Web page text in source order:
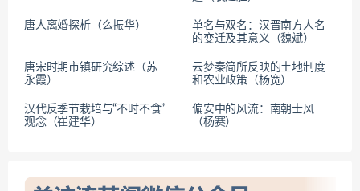
唐人离婚探析（么振华）
单名与双名：汉晋南方人名
的变迁及其意义（魏斌）
唐宋时期市镇研究综述（苏
永霞）
云梦秦简所反映的土地制度
和农业政策（杨宽）
汉代反季节栽培与“不时不食”
观念（崔建华）
偏安中的风流：南朝士风
（杨赛）